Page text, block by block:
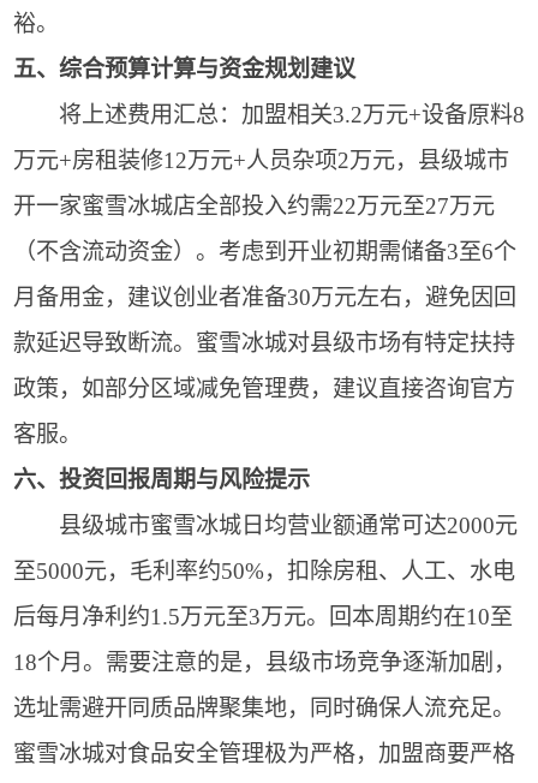
裕。
五、综合预算计算与资金规划建议
将上述费用汇总：加盟相关3.2万元+设备原料8
万元+房租装修12万元+人员杂项2万元，县级城市
开一家蜜雪冰城店全部投入约需22万元至27万元
（不含流动资金）。考虑到开业初期需储备3至6个
月备用金，建议创业者准备30万元左右，避免因回
款延迟导致断流。蜜雪冰城对县级市场有特定扶持
政策，如部分区域减免管理费，建议直接咨询官方
客服。
六、投资回报周期与风险提示
县级城市蜜雪冰城日均营业额通常可达2000元
至5000元，毛利率约50%，扣除房租、人工、水电
后每月净利约1.5万元至3万元。回本周期约在10至
18个月。需要注意的是，县级市场竞争逐渐加剧，
选址需避开同质品牌聚集地，同时确保人流充足。
蜜雪冰城对食品安全管理极为严格，加盟商要严格